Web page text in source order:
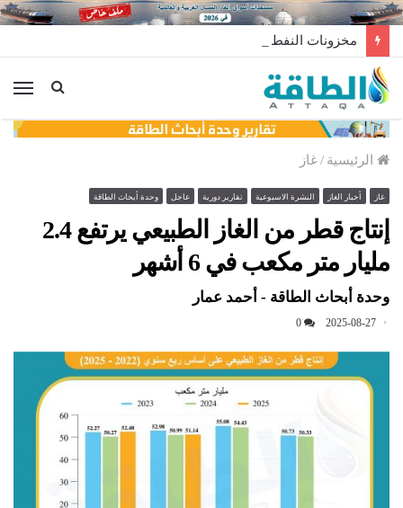
الرئيسية /غاز
غاز أخبار الغاز النشرة الاسبوعية تقارير دورية عاجل وحدة أبحاث الطاقة
إنتاج قطر من الغاز الطبيعي يرتفع 2.4
مليار متر مكعب في 6 أشهر
وحدة أبحاث الطاقة - أحمد عمار
2025-08-27
0